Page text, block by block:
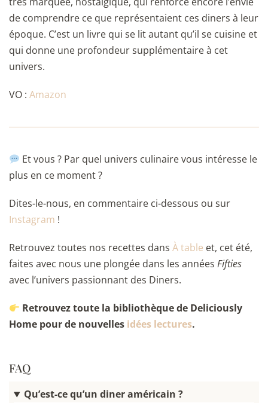
de comprendre ce que représentaient ces diners à leur
époque. C’est un livre qui se lit autant qu’il se cuisine et
qui donne une profondeur supplémentaire à cet
univers.
VO : Amazon
Et vous ? Par quel univers culinaire vous intéresse le
plus en ce moment ?
Dites-le-nous, en commentaire ci-dessous ou sur
Instagram !
Retrouvez toutes nos recettes dans À table et, cet été,
faites avec nous une plongée dans les années Fifties
avec l’univers passionnant des Diners.
Retrouvez toute la bibliothèque de Deliciously
Home pour de nouvelles idées lectures.
FAQ
Qu’est-ce qu’un diner américain ?